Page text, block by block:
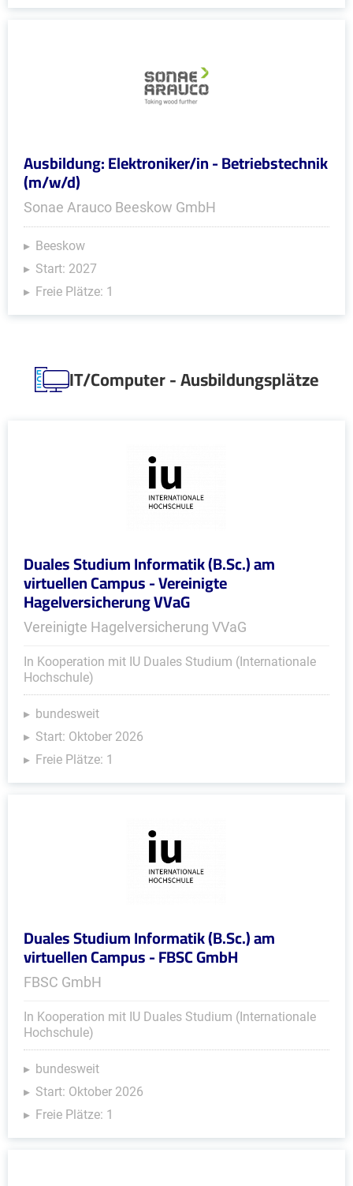
Ausbildung: Elektroniker/in - Betriebstechnik
(m/w/d)
Sonae Arauco Beeskow GmbH
Beeskow
Start: 2027
Freie Plätze: 1
IT/Computer - Ausbildungsplätze
Duales Studium Informatik (B.Sc.) am
virtuellen Campus - Vereinigte
Hagelversicherung VVaG
Vereinigte Hagelversicherung VVaG
In Kooperation mit IU Duales Studium (Internationale
Hochschule)
bundesweit
Start: Oktober 2026
Freie Plätze: 1
Duales Studium Informatik (B.Sc.) am
virtuellen Campus - FBSC GmbH
FBSC GmbH
In Kooperation mit IU Duales Studium (Internationale
Hochschule)
bundesweit
Start: Oktober 2026
Freie Plätze: 1